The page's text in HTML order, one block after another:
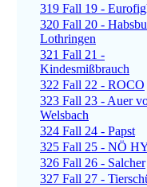
319 Fall 19 -
320 Fall 20 -
Lothringen
321 Fall 21 -
Kindesmißbrauch
322 Fall 22 - ROCO
323 Fall 23 - Auer
Welsbach
324 Fall 24 - Papst
325 Fall 25 - NÖ
326 Fall 26 - Salcher
327 Fall 27 -